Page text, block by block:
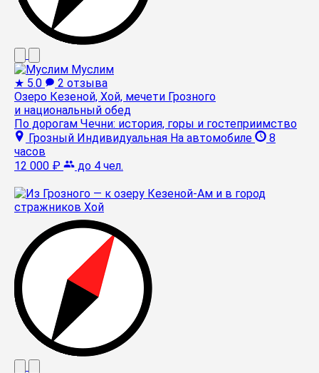
Муслим
★ 5.0
2 отзыва
Озеро Кезеной, Хой, мечети Грозного
и национальный обед
По дорогам Чечни: история, горы и гостеприимство
Грозный Индивидуальная На автомобиле
8
часов
12 000 ₽
до 4 чел.